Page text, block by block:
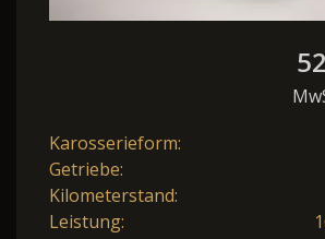
Karosserieform:
Getriebe:
Kilometerstand:
Leistung: